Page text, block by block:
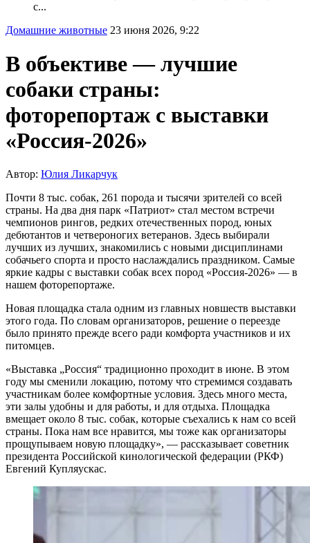
с...
Домашние животные 23 июня 2026, 9:22
В объективе — лучшие
собаки страны:
фоторепортаж с выставки
«Россия-2026»
Автор: Юлия Ликарчук
Почти 8 тыс. собак, 261 порода и тысячи зрителей со всей
страны. На два дня парк «Патриот» стал местом встречи
чемпионов рингов, редких отечественных пород, юных
дебютантов и четвероногих ветеранов. Здесь выбирали
лучших из лучших, знакомились с новыми дисциплинами
собачьего спорта и просто наслаждались праздником. Самые
яркие кадры с выставки собак всех пород «Россия-2026» — в
нашем фоторепортаже.
Новая площадка стала одним из главных новшеств выставки
этого года. По словам организаторов, решение о переезде
было принято прежде всего ради комфорта участников и их
питомцев.
«Выставка „Россия“ традиционно проходит в июне. В этом
году мы сменили локацию, потому что стремимся создавать
участникам более комфортные условия. Здесь много места,
эти залы удобны и для работы, и для отдыха. Площадка
вмещает около 8 тыс. собак, которые съехались к нам со всей
страны. Пока нам все нравится, мы тоже как организаторы
прощупываем новую площадку», — рассказывает советник
президента Российской кинологической федерации (РКФ)
Евгений Купляускас.